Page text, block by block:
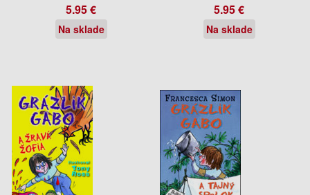
5.95 €
Na sklade
5.95 €
Na sklade